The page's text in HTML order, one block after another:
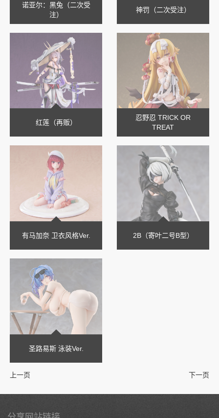
诺亚尔：黑兔（二次受
注）
神罚（二次受注）
红莲（再贩）
忍野忍 TRICK OR
TREAT
有马加奈 卫衣风格Ver. 2B（寄叶二号B型）
圣路易斯 泳装Ver.
上一页 下一页